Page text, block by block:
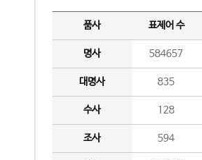
품사 표제어 수
명사 584657
대명사 835
수사 128
조사 594